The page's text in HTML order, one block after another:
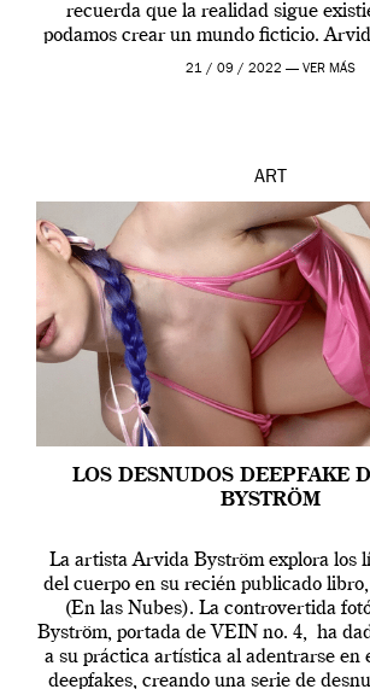
recuerda que la realidad sigue
podamos crear un mundo ficticio.
que los humanos tienen un
21 / 09 / 2022 — VER MÁS
ART
LOS DESNUDOS DEEPFAKE
BYSTRÖM
La artista Arvida Byström explora los
del cuerpo en su recién publicado libro,
(En las Nubes). La controvertida
Byström, portada de VEIN no. 4, ha
a su práctica artística al adentrarse en
deepfakes, creando una serie de